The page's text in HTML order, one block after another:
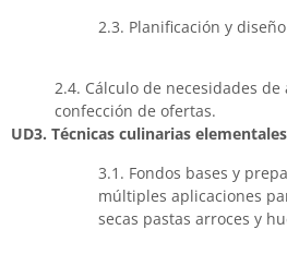
2.3. Planificación y
2.4. Cálculo de necesidades
confección de ofertas.
UD3. Técnicas culinarias
3.1. Fondos bases y
múltiples aplicaciones
secas pastas arroces y